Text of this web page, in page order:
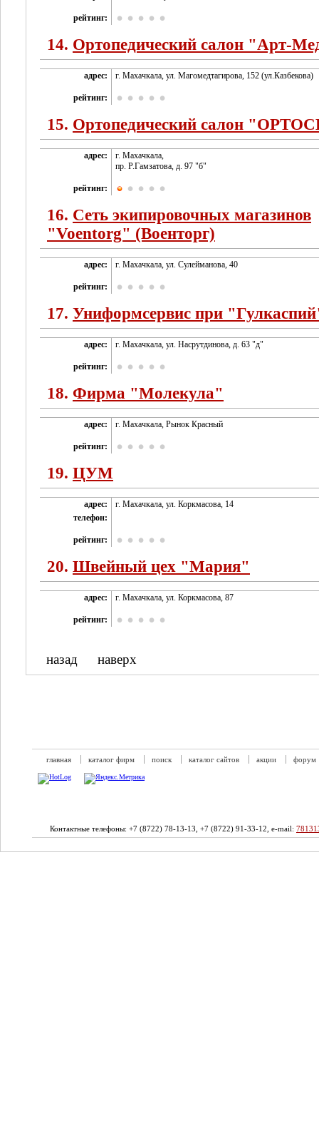
рейтинг:
14. Ортопедический салон "Арт-
адрес: г. Махачкала, ул. Магомедтагирова, 152 (ул.Казбекова)
рейтинг:
15. Ортопедический салон
адрес:
г. Махачкала,
пр. Р.Гамзатова, д. 97 "б"
рейтинг:
16. Сеть экипировочных магазинов
"Voentorg" (Военторг)
адрес: г. Махачкала, ул. Сулейманова, 40
рейтинг:
17. Униформсервис при
адрес: г. Махачкала, ул. Насрутдинова, д. 63 "д"
рейтинг:
18. Фирма "Молекула"
адрес: г. Махачкала, Рынок Красный
рейтинг:
19. ЦУМ
адрес:
г. Махачкала, ул. Коркмасова, 14
телефон:
рейтинг:
20. Швейный цех "Мария"
адрес: г. Махачкала, ул. Коркмасова, 87
рейтинг:
назад наверх
главная каталог фирм поиск каталог сайтов акции форум
Контактные телефоны: +7 (8722) 78-13-13, +7 (8722) 91-33-12, e-mail: